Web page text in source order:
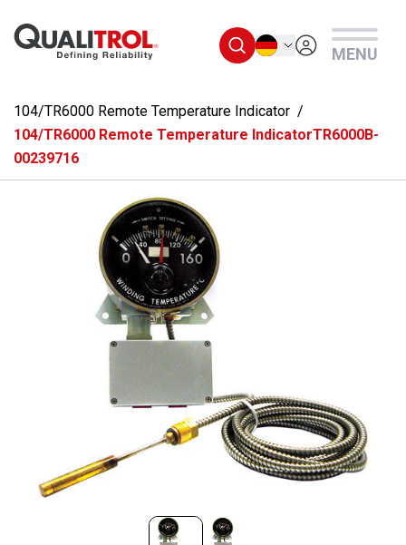
Deutsch
MENU
104/TR6000 Remote Temperature Indicator
104/TR6000 Remote Temperature IndicatorTR6000B-
00239716